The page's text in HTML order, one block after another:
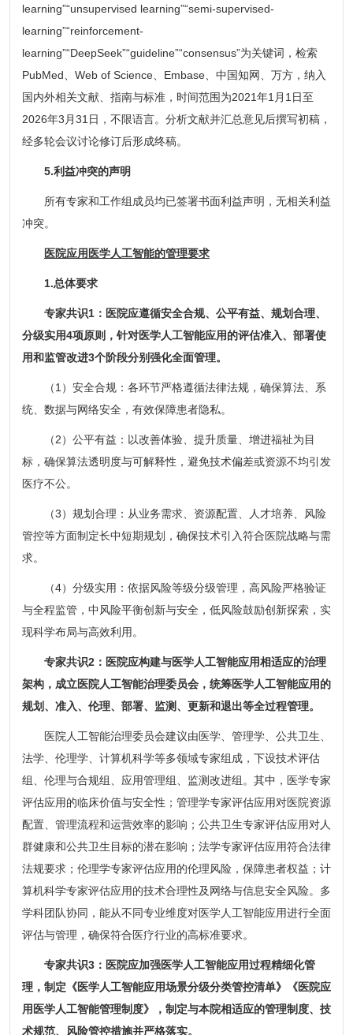
learning”“unsupervised learning”“semi-supervised-
learning”“reinforcement-
learning”“DeepSeek”“guideline”“consensus”为关键词，检索
PubMed、Web of Science、Embase、中国知网、万方，纳入
国内外相关文献、指南与标准，时间范围为2021年1月1日至
2026年3月31日，不限语言。分析文献并汇总意见后撰写初稿，
经多轮会议讨论修订后形成终稿。
5.利益冲突的声明
所有专家和工作组成员均已签署书面利益声明，无相关利益
冲突。
医院应用医学人工智能的管理要求
1.总体要求
专家共识1：医院应遵循安全合规、公平有益、规划合理、
分级实用4项原则，针对医学人工智能应用的评估准入、部署使
用和监管改进3个阶段分别强化全面管理。
（1）安全合规：各环节严格遵循法律法规，确保算法、系
统、数据与网络安全，有效保障患者隐私。
（2）公平有益：以改善体验、提升质量、增进福祉为目
标，确保算法透明度与可解释性，避免技术偏差或资源不均引发
医疗不公。
（3）规划合理：从业务需求、资源配置、人才培养、风险
管控等方面制定长中短期规划，确保技术引入符合医院战略与需
求。
（4）分级实用：依据风险等级分级管理，高风险严格验证
与全程监管，中风险平衡创新与安全，低风险鼓励创新探索，实
现科学布局与高效利用。
专家共识2：医院应构建与医学人工智能应用相适应的治理
架构，成立医院人工智能治理委员会，统筹医学人工智能应用的
规划、准入、伦理、部署、监测、更新和退出等全过程管理。
医院人工智能治理委员会建议由医学、管理学、公共卫生、
法学、伦理学、计算机科学等多领域专家组成，下设技术评估
组、伦理与合规组、应用管理组、监测改进组。其中，医学专家
评估应用的临床价值与安全性；管理学专家评估应用对医院资源
配置、管理流程和运营效率的影响；公共卫生专家评估应用对人
群健康和公共卫生目标的潜在影响；法学专家评估应用符合法律
法规要求；伦理学专家评估应用的伦理风险，保障患者权益；计
算机科学专家评估应用的技术合理性及网络与信息安全风险。多
学科团队协同，能从不同专业维度对医学人工智能应用进行全面
评估与管理，确保符合医疗行业的高标准要求。
专家共识3：医院应加强医学人工智能应用过程精细化管
理，制定《医学人工智能应用场景分级分类管控清单》《医院应
用医学人工智能管理制度》，制定与本院相适应的管理制度、技
术规范、风险管控措施并严格落实。